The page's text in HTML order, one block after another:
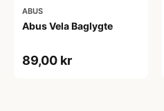
ABUS
Abus Vela Baglygte
89,00 kr